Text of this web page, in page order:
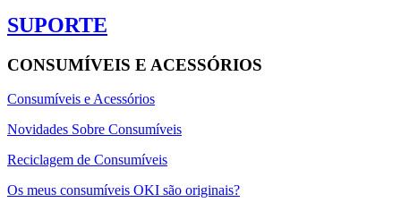
SUPORTE
CONSUMÍVEIS E ACESSÓRIOS
Consumíveis e Acessórios
Novidades Sobre Consumíveis
Reciclagem de Consumíveis
Os meus consumíveis OKI são originais?